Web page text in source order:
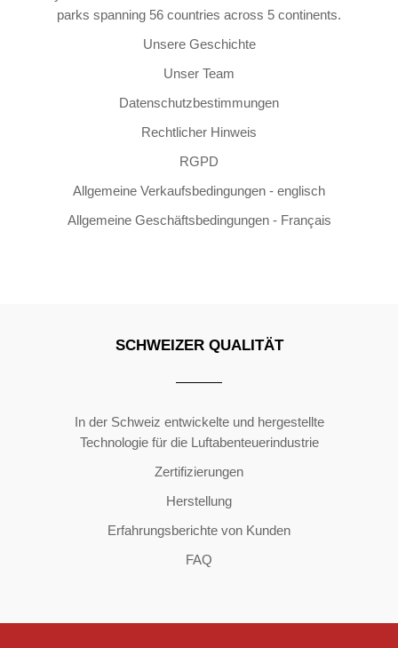
parks spanning 56 countries across 5 continents.
Unsere Geschichte
Unser Team
Datenschutzbestimmungen
Rechtlicher Hinweis
RGPD
Allgemeine Verkaufsbedingungen - englisch
Allgemeine Geschäftsbedingungen - Français
SCHWEIZER QUALITÄT
In der Schweiz entwickelte und hergestellte
Technologie für die Luftabenteuerindustrie
Zertifizierungen
Herstellung
Erfahrungsberichte von Kunden
FAQ